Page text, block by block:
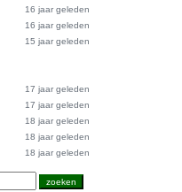
16 jaar geleden
16 jaar geleden
15 jaar geleden
17 jaar geleden
17 jaar geleden
18 jaar geleden
18 jaar geleden
18 jaar geleden